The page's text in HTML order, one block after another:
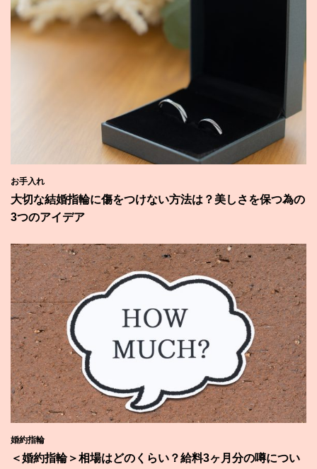
お手入れ
大切な結婚指輪に傷をつけない方法は？美しさを保つ為の
3つのアイデア
婚約指輪
＜婚約指輪＞相場はどのくらい？給料3ヶ月分の噂につい